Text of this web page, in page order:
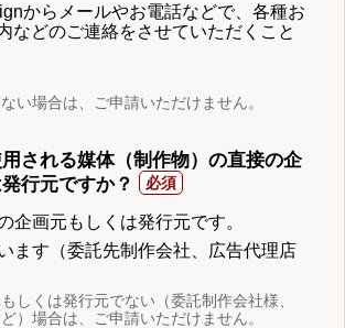
からメールやお電話などで、各種お
などのご連絡をさせていただくこと
い場合は、ご申請いただけません。
される媒体（制作物）の直接の企
行元ですか？
企画元もしくは発行元です。
ます（委託先制作会社、広告代理店
しくは発行元でない（委託制作会社様、
）場合は、ご申請いただけません。